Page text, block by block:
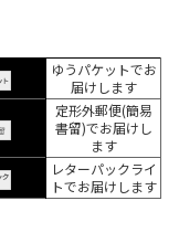
ゆうパケットでお
届けします
定形外郵便(簡易
書留)でお届けし
ます
レターパックライ
トでお届けします